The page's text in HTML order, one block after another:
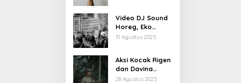
Video DJ Sound
Horeg, Eko
Patrio Buka
31 Agustus 2025
Aksi Kocak Rigen
dan Davina
Karamoy di Film
28 Agustus 2025